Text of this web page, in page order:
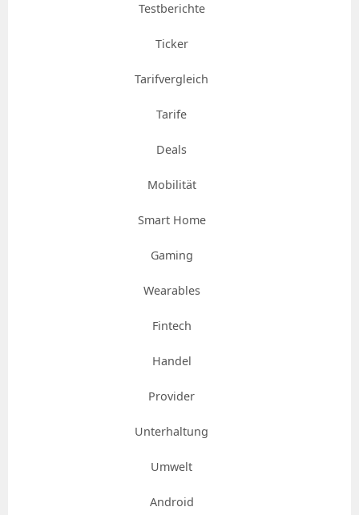
Testberichte
Ticker
Tarifvergleich
Tarife
Deals
Mobilität
Smart Home
Gaming
Wearables
Fintech
Handel
Provider
Unterhaltung
Umwelt
Android